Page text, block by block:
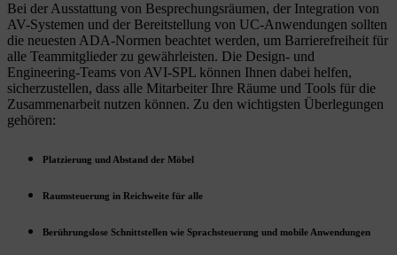
Bei der Ausstattung von Besprechungsräumen, der Integration von
AV-Systemen und der Bereitstellung von UC-Anwendungen sollten
die neuesten ADA-Normen beachtet werden, um Barrierefreiheit für
alle Teammitglieder zu gewährleisten. Die Design- und
Engineering-Teams von AVI-SPL können Ihnen dabei helfen,
sicherzustellen, dass alle Mitarbeiter Ihre Räume und Tools für die
Zusammenarbeit nutzen können. Zu den wichtigsten Überlegungen
gehören:
Platzierung und Abstand der Möbel
Raumsteuerung in Reichweite für alle
Berührungslose Schnittstellen wie Sprachsteuerung und mobile Anwendungen